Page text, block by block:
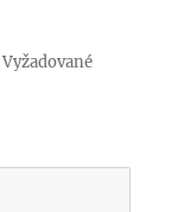
Vyžadované